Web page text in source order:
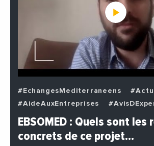
#EchangesMediterraneens
#AideAuxEntreprises
#BuzzNews
#Decideurs
#Entreprises
#Institutions
EBSOMED : Quels sont
concrets de ce projet…